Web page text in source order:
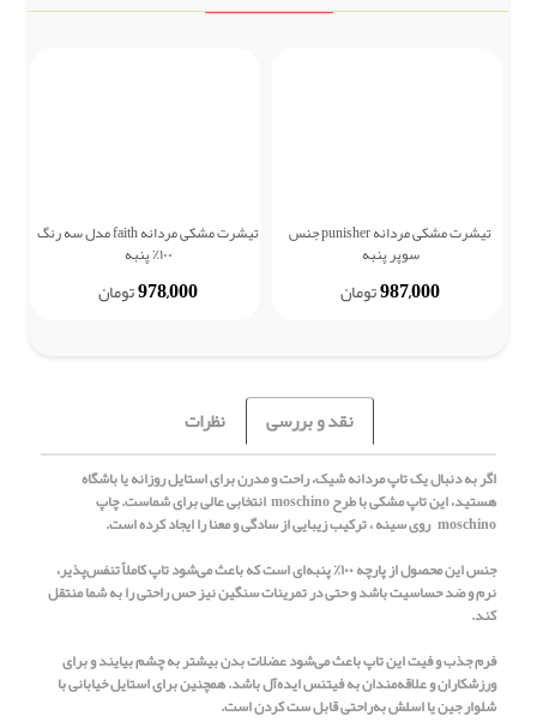
تیشرت مشکی مردانه punisher جنس
سوپر پنبه
987,000تومان
تیشرت مشکی مردانه faith مدل سه رنگ
۱۰۰٪ پنبه
978,000تومان
نقد و بررسی نظرات
اگر به دنبال یک تاپ مردانه شیک، راحت و مدرن برای استایل روزانه یا باشگاه
هستید، این تاپ مشکی با طرح moschino انتخابی عالی برای شماست. چاپ
moschino روی سینه ، ترکیب زیبایی از سادگی و معنا را ایجاد کرده است.
جنس این محصول از پارچه ۱۰۰٪ پنبه‌ای است که باعث می‌شود تاپ کاملاً تنفس‌پذیر،
نرم و ضد حساسیت باشد و حتی در تمرینات سنگین نیز حس راحتی را به شما منتقل
کند.
فرم جذب و فیت این تاپ باعث می‌شود عضلات بدن بیشتر به چشم بیایند و برای
ورزشکاران و علاقه‌مندان به فیتنس ایده‌آل باشد. همچنین برای استایل خیابانی با
شلوار جین یا اسلش به‌راحتی قابل ست کردن است.